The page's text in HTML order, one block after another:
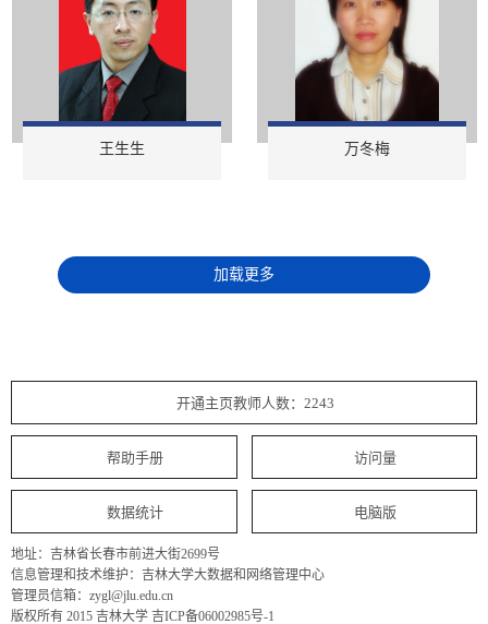
王生生 万冬梅
加载更多
开通主页教师人数：2243
帮助手册 访问量
数据统计 电脑版
地址：吉林省长春市前进大街2699号
信息管理和技术维护：吉林大学大数据和网络管理中心
管理员信箱：zygl@jlu.edu.cn
版权所有 2015 吉林大学 吉ICP备06002985号-1